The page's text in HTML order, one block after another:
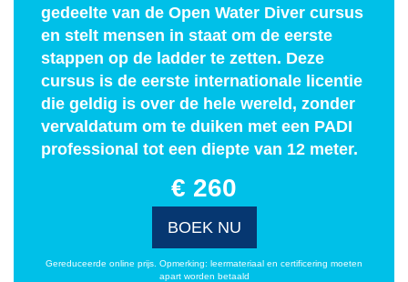
gedeelte van de Open Water Diver cursus
en stelt mensen in staat om de eerste
stappen op de ladder te zetten. Deze
cursus is de eerste internationale licentie
die geldig is over de hele wereld, zonder
vervaldatum om te duiken met een PADI
professional tot een diepte van 12 meter.
€ 260
BOEK NU
Gereduceerde online prijs. Opmerking: leermateriaal en certificering moeten
apart worden betaald